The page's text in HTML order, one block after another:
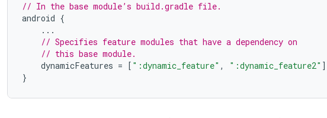
// In the base module’s build.gradle file.
android {
...
// Specifies feature modules that have a dependency on
// this base module.
dynamicFeatures = [ ":dynamic_feature" , ":dynamic_feature2" ]
}